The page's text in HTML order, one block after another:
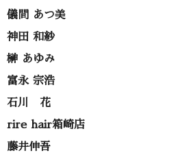
儀間 あつ美
神田 和紗
榊 あゆみ
富永 宗浩
石川 花
rire hair箱崎店
藤井伸吾